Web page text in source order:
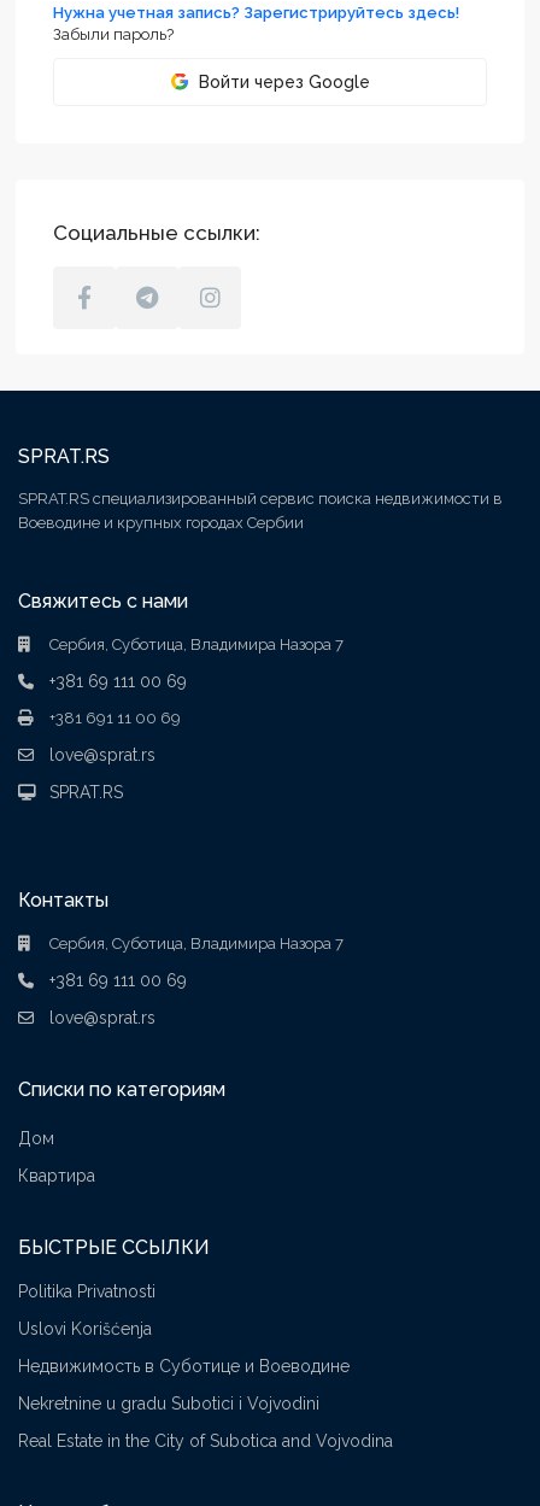
Нужна учетная запись? Зарегистрируйтесь здесь!
Забыли пароль?
Войти через Google
Социальные ссылки:
SPRAT.RS
SPRAT.RS специализированный сервис поиска недвижимости в
Воеводине и крупных городах Сербии
Свяжитесь с нами
Сербия, Суботица, Владимира Назора 7
+381 69 111 00 69
+381 691 11 00 69
love@sprat.rs
SPRAT.RS
Контакты
Сербия, Суботица, Владимира Назора 7
+381 69 111 00 69
love@sprat.rs
Списки по категориям
Дом
Квартира
БЫСТРЫЕ ССЫЛКИ
Politika Privatnosti
Uslovi Korišćenja
Недвижимость в Суботице и Воеводине
Nekretnine u gradu Subotici i Vojvodini
Real Estate in the City of Subotica and Vojvodina